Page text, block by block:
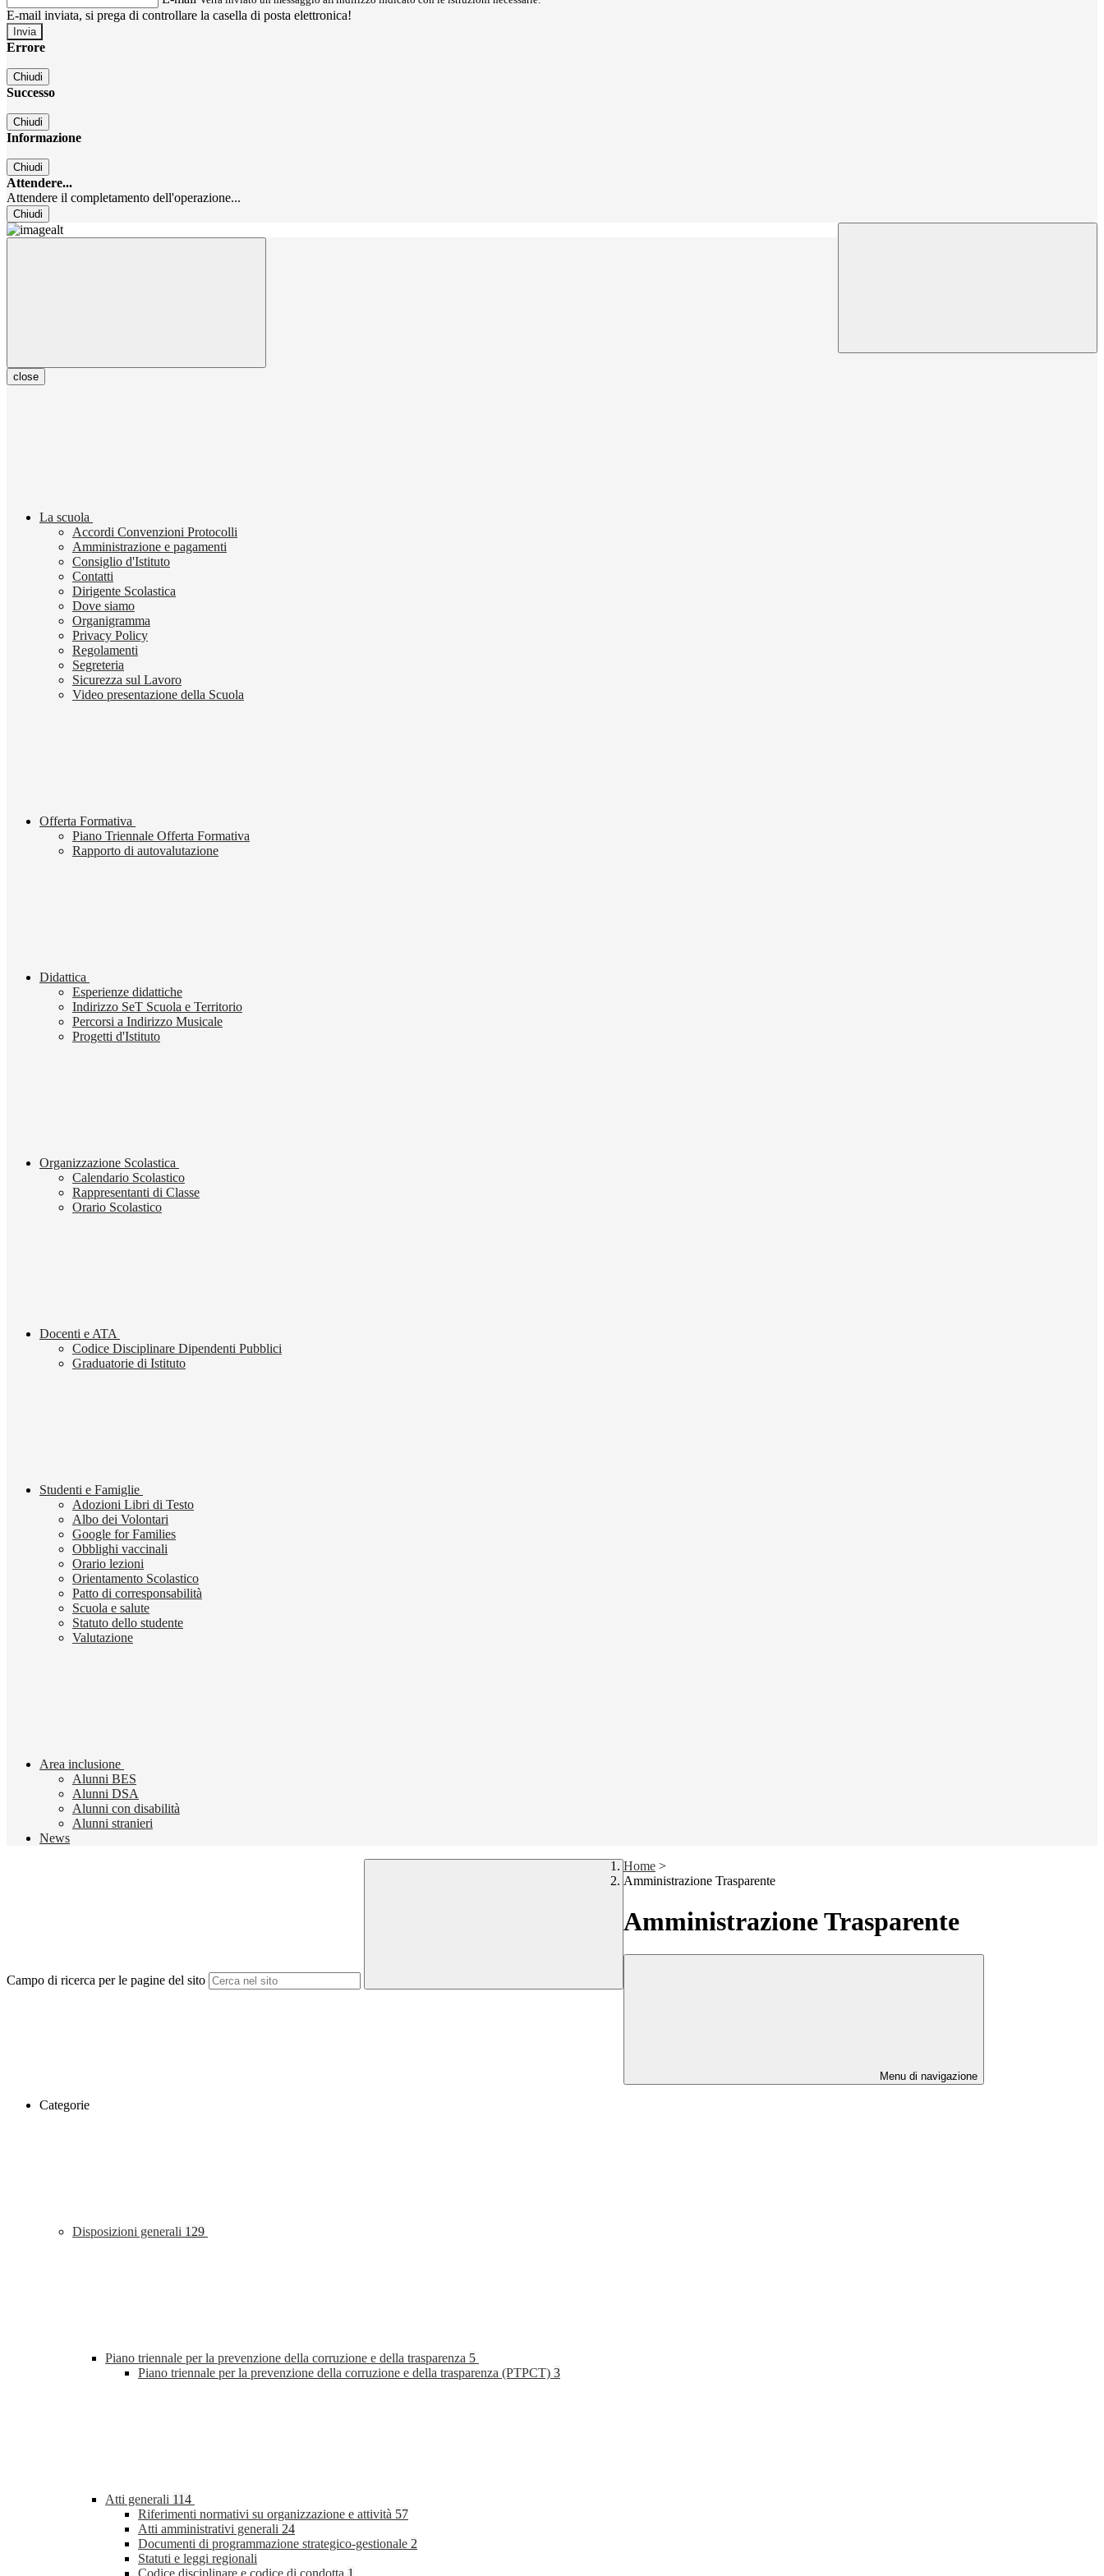
E-mail inviata, si prega di controllare la casella di posta elettronica!
Errore
Chiudi
Successo
Chiudi
Informazione
Chiudi
Attendere...
Attendere il completamento dell'operazione...
Chiudi
close
La scuola
Accordi Convenzioni Protocolli
Amministrazione e pagamenti
Consiglio d'Istituto
Contatti
Dirigente Scolastica
Dove siamo
Organigramma
Privacy Policy
Regolamenti
Segreteria
Sicurezza sul Lavoro
Video presentazione della Scuola
Offerta Formativa
Piano Triennale Offerta Formativa
Rapporto di autovalutazione
Didattica
Esperienze didattiche
Indirizzo SeT Scuola e Territorio
Percorsi a Indirizzo Musicale
Progetti d'Istituto
Organizzazione Scolastica
Calendario Scolastico
Rappresentanti di Classe
Orario Scolastico
Docenti e ATA
Codice Disciplinare Dipendenti Pubblici
Graduatorie di Istituto
Studenti e Famiglie
Adozioni Libri di Testo
Albo dei Volontari
Google for Families
Obblighi vaccinali
Orario lezioni
Orientamento Scolastico
Patto di corresponsabilità
Scuola e salute
Statuto dello studente
Valutazione
Area inclusione
Alunni BES
Alunni DSA
Alunni con disabilità
Alunni stranieri
News
Campo di ricerca per le pagine del sito
Home >
Amministrazione Trasparente
Amministrazione Trasparente
Menu di navigazione
Categorie
Disposizioni generali 129
Piano triennale per la prevenzione della corruzione e della trasparenza 5
Piano triennale per la prevenzione della corruzione e della trasparenza (PTPCT) 3
Atti generali 114
Riferimenti normativi su organizzazione e attività 57
Atti amministrativi generali 24
Documenti di programmazione strategico-gestionale 2
Statuti e leggi regionali